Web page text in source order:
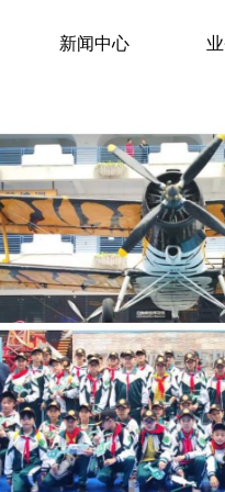
新闻中心